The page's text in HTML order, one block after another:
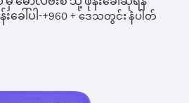
ေါ်ပါ-+960+ ဒေသတွင်း နံပါတ်